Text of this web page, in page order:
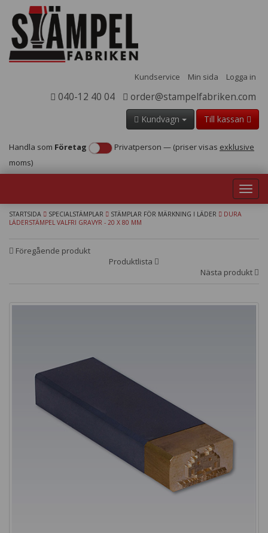
Kundservice Min sida Logga in
040-12 40 04 order@stampelfabriken.com
Kundvagn Till kassan
Handla som Företag Privatperson — (priser visas exklusive
moms)
STARTSIDA SPECIALSTÄMPLAR STÄMPLAR FÖR MÄRKNING I LÄDER
DURA
LÄDERSTÄMPEL VALFRI GRAVYR - 20 X 80 MM
Föregående produkt
Produktlista
Nästa produkt